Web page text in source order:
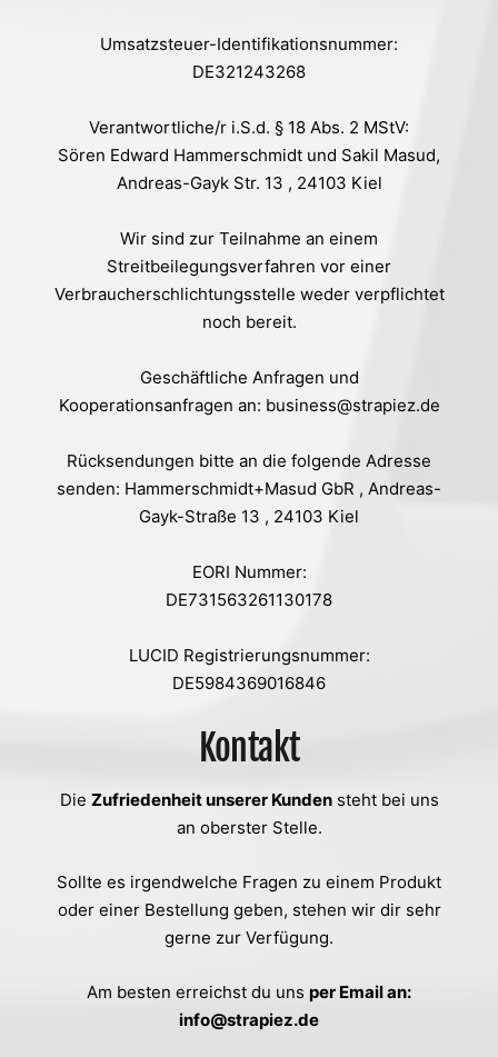
Umsatzsteuer-Identifikationsnummer:
DE321243268
Verantwortliche/r i.S.d. § 18 Abs. 2 MStV:
Sören Edward Hammerschmidt und Sakil Masud,
Andreas-Gayk Str. 13 , 24103 Kiel
Wir sind zur Teilnahme an einem
Streitbeilegungsverfahren vor einer
Verbraucherschlichtungsstelle weder verpflichtet
noch bereit.
Geschäftliche Anfragen und
Kooperationsanfragen an: business@strapiez.de
Rücksendungen bitte an die folgende Adresse
senden: Hammerschmidt+Masud GbR , Andreas-
Gayk-Straße 13 , 24103 Kiel
EORI Nummer:
DE731563261130178
LUCID Registrierungsnummer:
DE5984369016846
Kontakt
Die Zufriedenheit unserer Kundensteht bei uns
an oberster Stelle.
Sollte es irgendwelche Fragen zu einem Produkt
oder einer Bestellung geben, stehen wir dir sehr
gerne zur Verfügung.
Am besten erreichst du uns per Email an:
info@strapiez.de